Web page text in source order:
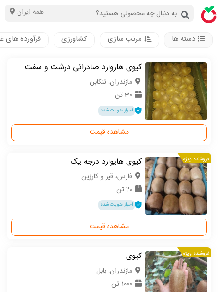
همه ایران
دسته ها مرتب سازی کشاورزی فرآورده های
کیوی هاروارد صادراتی درشت و سفت
مازندران، تنکابن
30 تن
احراز هویت شده
مشاهده قیمت
فروشنده ویژه کیوی هایوارد درجه یک
فارس، قیر و کارزین
20 تن
احراز هویت شده
مشاهده قیمت
فروشنده ویژه کیوی
مازندران، بابل
1000 تن